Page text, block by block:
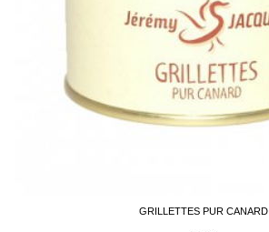
GRILLETTES PUR CANARD